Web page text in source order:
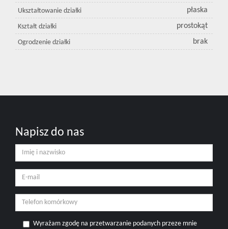
Ukształtowanie działki płaska
Kształt działki prostokąt
Ogrodzenie działki brak
Napisz do nas
Wyrażam zgodę na przetwarzanie podanych przeze mnie